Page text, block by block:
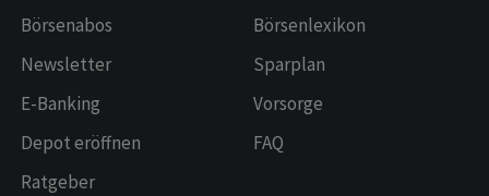
Börsenabos
Newsletter
E-Banking
Depot eröffnen
Ratgeber
Börsenlexikon
Sparplan
Vorsorge
FAQ